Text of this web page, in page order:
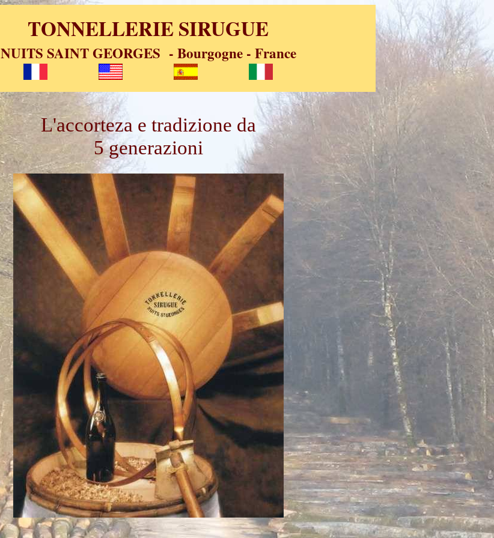
TONNELLERIE SIRUGUE
NUITS SAINT GEORGES - Bourgogne - France
L'accorteza e tradizione da
5 generazioni